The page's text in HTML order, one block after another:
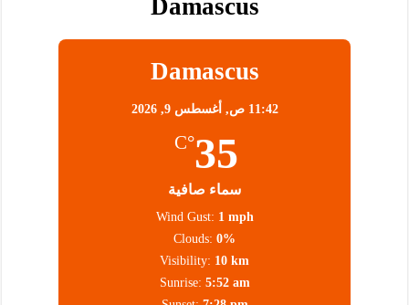
Damascus
Damascus
11:42 ص, أغسطس 9, 2026
35
°C
سماء صافية
Wind Gust: 1 mph
Clouds: 0%
Visibility: 10 km
Sunrise: 5:52 am